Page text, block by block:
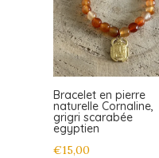
Bracelet en pierre
naturelle Cornaline,
grigri scarabée
egyptien
€15,00